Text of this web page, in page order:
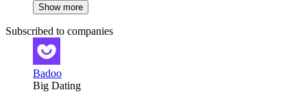
Show more
Subscribed to companies
Badoo
Big Dating